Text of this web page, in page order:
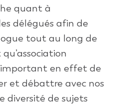
quant à
délégués afin de
tout au long de
en effet de
et débattre avec nos
diversité de sujets